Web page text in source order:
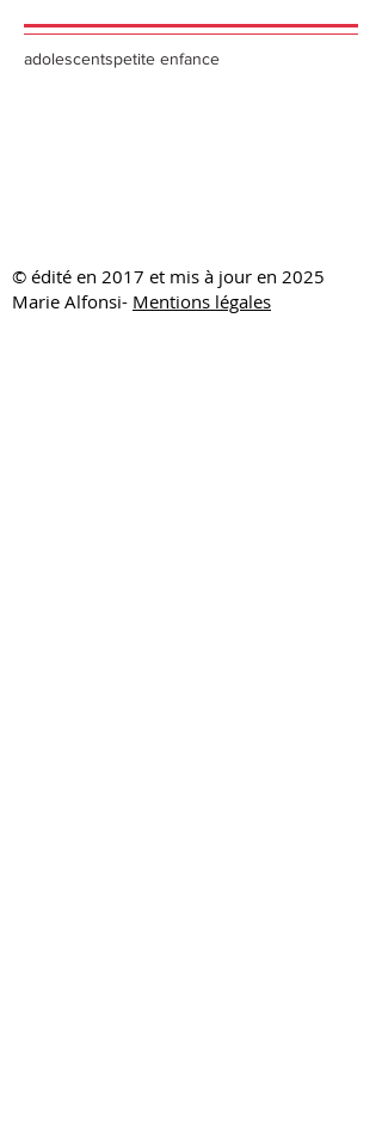
adolescentspetite enfance
​© édité en 2017 et mis à jour en 2025
Marie Alfonsi- Mentions légales